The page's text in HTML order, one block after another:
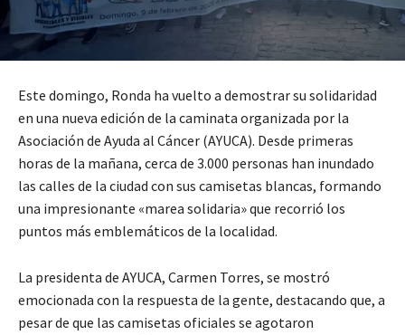
Este domingo, Ronda ha vuelto a demostrar su solidaridad
en una nueva edición de la caminata organizada por la
Asociación de Ayuda al Cáncer (AYUCA). Desde primeras
horas de la mañana, cerca de 3.000 personas han inundado
las calles de la ciudad con sus camisetas blancas, formando
una impresionante «marea solidaria» que recorrió los
puntos más emblemáticos de la localidad.
La presidenta de AYUCA, Carmen Torres, se mostró
emocionada con la respuesta de la gente, destacando que, a
pesar de que las camisetas oficiales se agotaron